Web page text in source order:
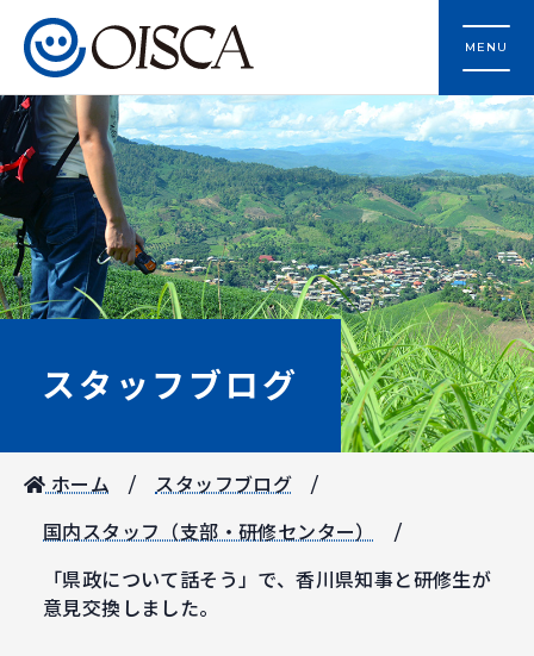
MENU
スタッフブログ
ホーム スタッフブログ
国内スタッフ（支部・研修センター）
「県政について話そう」で、香川県知事と研修生が
意見交換しました。